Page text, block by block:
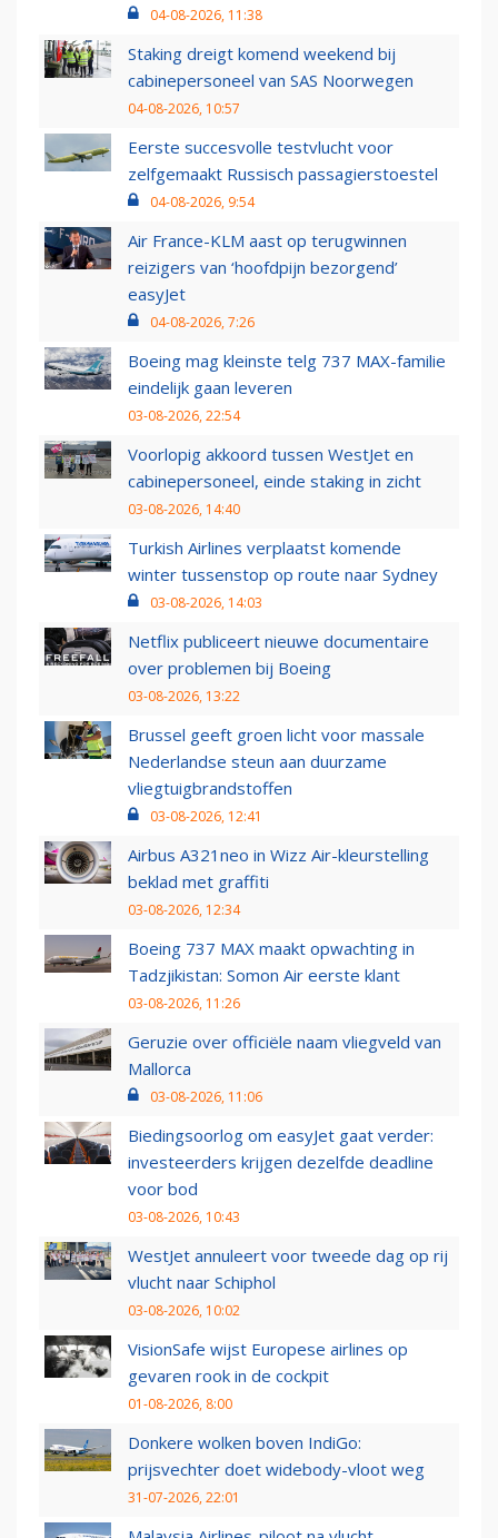
04-08-2026, 11:38
Staking dreigt komend weekend bij
cabinepersoneel van SAS Noorwegen
04-08-2026, 10:57
Eerste succesvolle testvlucht voor
zelfgemaakt Russisch passagierstoestel
04-08-2026, 9:54
Air France-KLM aast op terugwinnen
reizigers van ‘hoofdpijn bezorgend’
easyJet
04-08-2026, 7:26
Boeing mag kleinste telg 737 MAX-familie
eindelijk gaan leveren
03-08-2026, 22:54
Voorlopig akkoord tussen WestJet en
cabinepersoneel, einde staking in zicht
03-08-2026, 14:40
Turkish Airlines verplaatst komende
winter tussenstop op route naar Sydney
03-08-2026, 14:03
Netflix publiceert nieuwe documentaire
over problemen bij Boeing
03-08-2026, 13:22
Brussel geeft groen licht voor massale
Nederlandse steun aan duurzame
vliegtuigbrandstoffen
03-08-2026, 12:41
Airbus A321neo in Wizz Air-kleurstelling
beklad met graffiti
03-08-2026, 12:34
Boeing 737 MAX maakt opwachting in
Tadzjikistan: Somon Air eerste klant
03-08-2026, 11:26
Geruzie over officiële naam vliegveld van
Mallorca
03-08-2026, 11:06
Biedingsoorlog om easyJet gaat verder:
investeerders krijgen dezelfde deadline
voor bod
03-08-2026, 10:43
WestJet annuleert voor tweede dag op rij
vlucht naar Schiphol
03-08-2026, 10:02
VisionSafe wijst Europese airlines op
gevaren rook in de cockpit
01-08-2026, 8:00
Donkere wolken boven IndiGo:
prijsvechter doet widebody-vloot weg
31-07-2026, 22:01